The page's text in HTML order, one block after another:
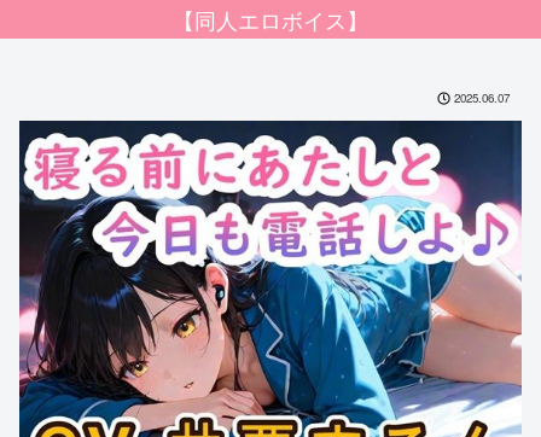
【同人エロボイス】
2025.06.07